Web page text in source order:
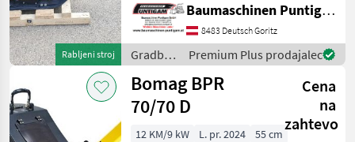
Rabljeni stroj
Baumaschinen Puntigam
GmbH Unser Spezialgebiet:
Ankauf - Verkauf -
Vermietung von Baum
Baumaschinen Puntigam GmbH
8483 Deutsch Goritz
Gradbeni
stroji /
Bomag
Premium Plus prodajalec
Bomag BPR
70/70 D
Cena
na
zahtevo
12 KM/9 kW L. pr. 2024
55 cm